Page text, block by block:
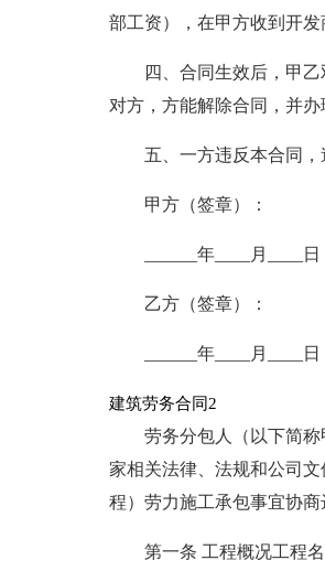
部工资），在甲方收到开发
四、合同生效后，甲
对方，方能解除合同，并办
五、一方违反本合同
甲方（签章）：
______年____月____日
乙方（签章）：
______年____月____日
建筑劳务合同2
劳务分包人（以下简
家相关法律、法规和公司
程）劳力施工承包事宜协商
第一条 工程概况工程名